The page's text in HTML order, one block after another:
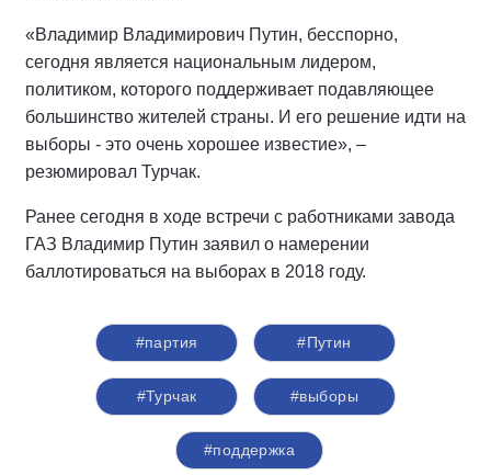
«Владимир Владимирович Путин, бесспорно,
сегодня является национальным лидером,
политиком, которого поддерживает подавляющее
большинство жителей страны. И его решение идти на
выборы - это очень хорошее известие», –
резюмировал Турчак.
Ранее сегодня в ходе встречи с работниками завода
ГАЗ Владимир Путин заявил о намерении
баллотироваться на выборах в 2018 году.
#партия #Путин
#Турчак #выборы
#поддержка